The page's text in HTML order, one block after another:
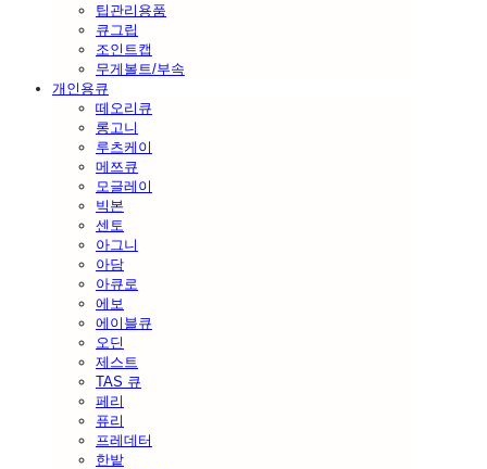
팁관리용품
큐그립
조인트캡
무게볼트/부속
개인용큐
떼오리큐
롱고니
루츠케이
메쯔큐
모글레이
빅본
센토
아그니
아담
아큐로
에보
에이블큐
오딘
제스트
TAS 큐
페리
퓨리
프레데터
한밭